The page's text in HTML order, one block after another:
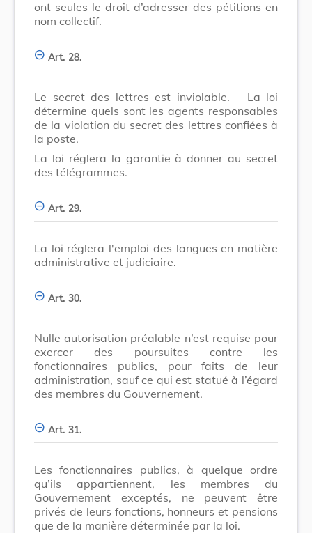
ont seules le droit d’adresser des pétitions en
nom collectif.
Art. 28.
Le secret des lettres est inviolable. – La loi
détermine quels sont les agents responsables
de la violation du secret des lettres confiées à
la poste.
La loi réglera la garantie à donner au secret
des télégrammes.
Art. 29.
La loi réglera l'emploi des langues en matière
administrative et judiciaire.
Art. 30.
Nulle autorisation préalable n’est requise pour
exercer des poursuites contre les
fonctionnaires publics, pour faits de leur
administration, sauf ce qui est statué à l’égard
des membres du Gouvernement.
Art. 31.
Les fonctionnaires publics, à quelque ordre
qu’ils appartiennent, les membres du
Gouvernement exceptés, ne peuvent être
privés de leurs fonctions, honneurs et pensions
que de la manière déterminée par la loi.